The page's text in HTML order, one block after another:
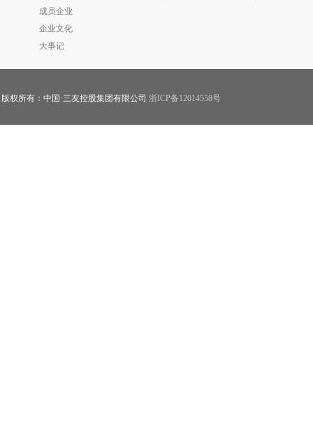
成员企业
企业文化
大事记
版权所有：中国·三友控股集团有限公司 浙ICP备12014558号